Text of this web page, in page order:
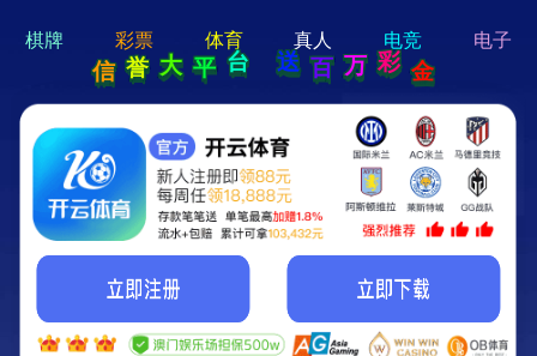
hi 💗